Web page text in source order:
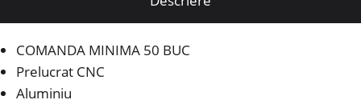
COMANDA MINIMA 50 BUC
Prelucrat CNC
Aluminiu